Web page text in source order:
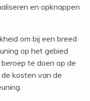
en opknappen
om bij een breed
op het gebied
te doen op de
kosten van de